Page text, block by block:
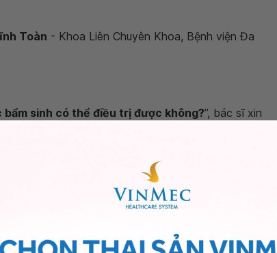
Toàn - Khoa Liên Chuyên Khoa, Bệnh viện Đa
sinh có thể điều trị được không?”, bác sĩ xin
phức tạp được hình thành từ thời kỳ bào thai. Những
và phát triển dần theo lứa tuổi. Trong can thiệp cho
thực hiện cấy điện cực ốc tai cho trẻ, nó chỉ thực
và giảm dần khi trẻ càng lớn do sự phát triển của